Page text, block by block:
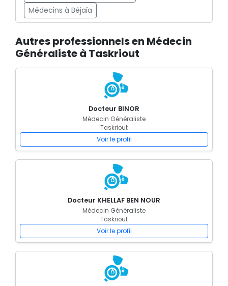
Médecins à Béjaïa
Autres professionnels en Médecin
Généraliste à Taskriout
Docteur BINOR
Médecin Généraliste
Taskriout
Voir le profil
Docteur KHELLAF BEN NOUR
Médecin Généraliste
Taskriout
Voir le profil